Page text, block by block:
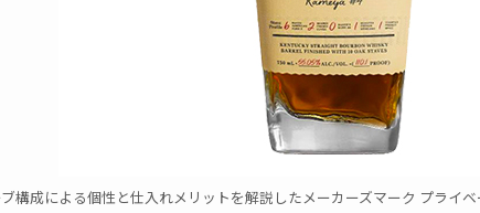
構成による個性と仕入れメリットを解説したメーカーズマーク プライ